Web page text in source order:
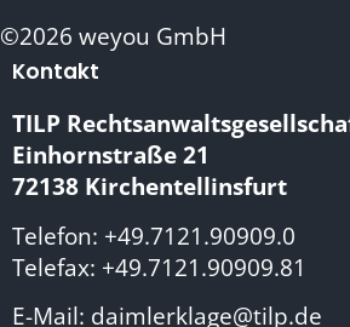
©2026 weyou GmbH
Kontakt
TILP
Einhornstraße 21
72138 Kirchentellinsfurt
Telefon: +49.7121.90909.0
Telefax: +49.7121.90909.81
E-Mail: daimlerklage@tilp.de